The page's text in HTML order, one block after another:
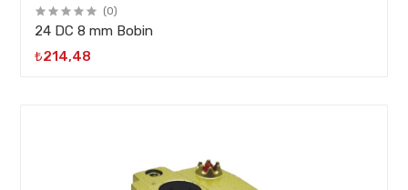
(0)
24 DC 8 mm Bobin
₺214,48